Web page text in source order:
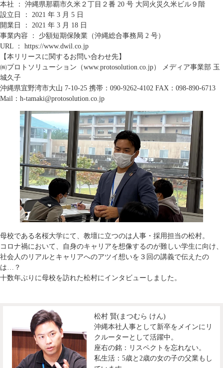
本社 ： 沖縄県那覇市久米２丁目２番 20 号 大同火災久米ビル９階
設立日 ： 2021 年 3 月 5 日
開業日 ： 2021 年 3 月 18 日
事業内容 ： 少額短期保険業（沖縄総合事務局 2 号）
URL ： https://www.dwil.co.jp
【本リリースに関するお問い合わせ先】
㈱プロトソリューション（www.protosolution.co.jp） メディア事業部 玉
城久子
沖縄県宜野湾市大山 7-10-25 携帯：090-9262-4102 FAX：098-890-6713
Mail：h-tamaki@protosolution.co.jp
母校である名桜大学にて、教壇に立つのは人事・採用担当の松村。
コロナ禍において、自身のキャリアを想像するのが難しい学生に向け、
社会人のリアルとキャリアへのアツイ想いを３回の講義で伝えたの
は…？
十数年ぶりに母校を訪れた松村にインタビューしました。
松村 賢(まつむら けん)
沖縄本社人事として新卒をメインにリ
クルーターとして活躍中。
座右の銘：リスペクトを忘れない。
私生活：5歳と2歳の女の子の父業もし